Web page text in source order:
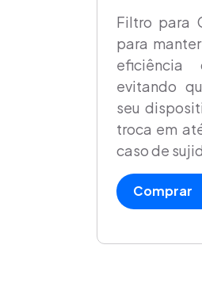
Filtro para
para
eficiência
evitando
seu
troca em
caso de
Comprar